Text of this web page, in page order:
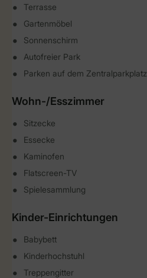
Terrasse
Gartenmöbel
Sonnenschirm
Autofreier Park
Parken auf dem Zentralparkplatz
Wohn-/Esszimmer
Sitzecke
Essecke
Kaminofen
Flatscreen-TV
Spielesammlung
Kinder-Einrichtungen
Babybett
Kinderhochstuhl
Treppengitter